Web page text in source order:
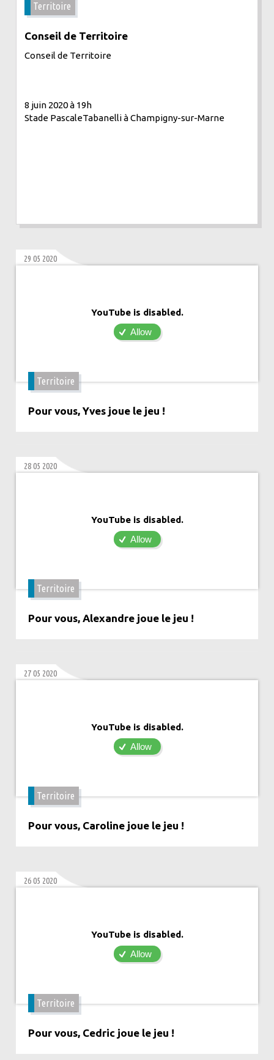
Territoire
Conseil de Territoire
Conseil de Territoire
8 juin 2020 à 19h
Stade PascaleTabanelli à Champigny-sur-Marne
29 05 2020
YouTube is disabled.
Allow
Territoire
Pour vous, Yves joue le jeu !
28 05 2020
YouTube is disabled.
Allow
Territoire
Pour vous, Alexandre joue le jeu !
27 05 2020
YouTube is disabled.
Allow
Territoire
Pour vous, Caroline joue le jeu !
26 05 2020
YouTube is disabled.
Allow
Territoire
Pour vous, Cedric joue le jeu !